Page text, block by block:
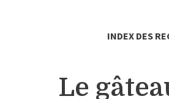
INDEX DES
Le